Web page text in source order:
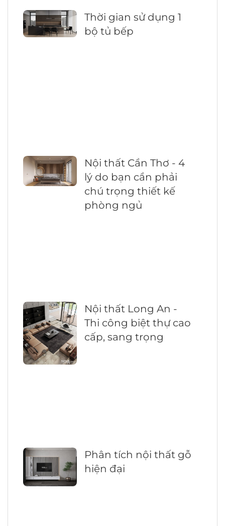
Thời gian sử dụng 1
bộ tủ bếp
Nội thất Cần Thơ - 4
lý do bạn cần phải
chú trọng thiết kế
phòng ngủ
Nội thất Long An -
Thi công biệt thự cao
cấp, sang trọng
Phân tích nội thất gỗ
hiện đại